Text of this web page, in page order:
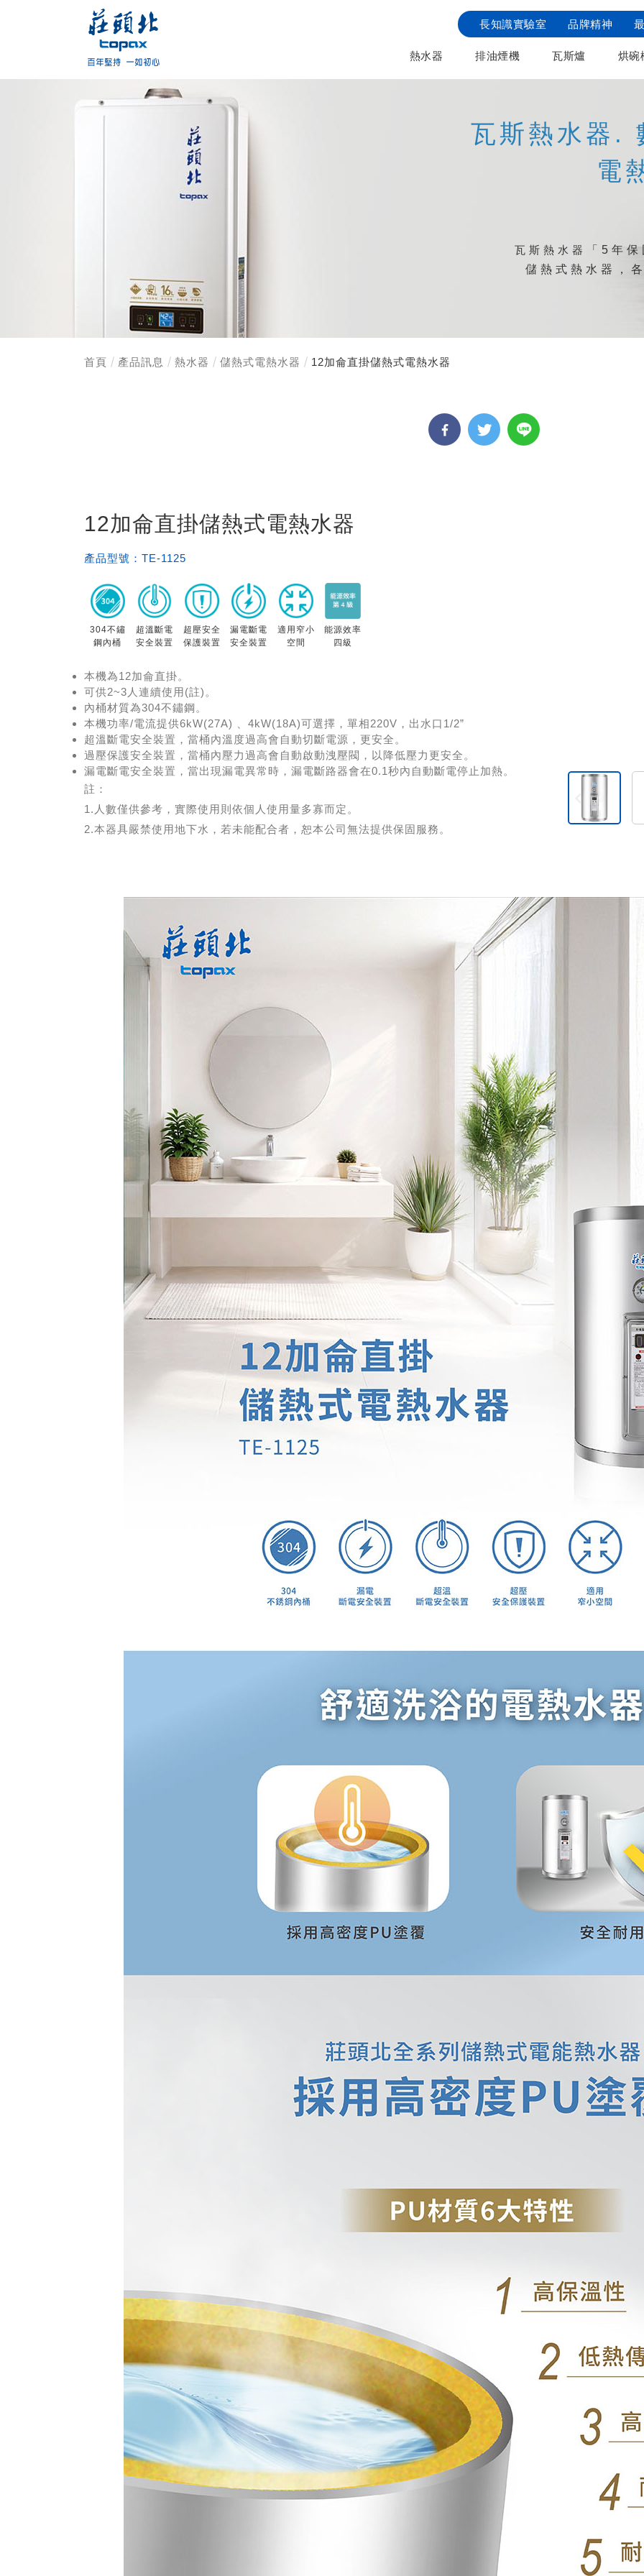
長知識實驗室 品牌精神
熱水器 排油煙機 瓦斯爐 烘碗
瓦斯熱水器.
電
瓦斯熱水器
「5年
儲熱式熱水器，
首頁 產品訊息 熱水器 儲熱式電熱水器 12加侖直掛儲熱式電熱水器
12加侖直掛儲熱式電熱水器
產品型號： TE-1125
304不鏽
鋼內桶
超溫斷電
安全裝置
超壓安全
保護裝置
漏電斷電
安全裝置
適用窄小
空間
能源效率
四級
本機為12加侖直掛。
可供2~3人連續使用(註)。
內桶材質為304不鏽鋼。
本機功率/電流提供6kW(27A) 、4kW(18A)可選擇，單相220V，出水口1/2”
超溫斷電安全裝置，當桶內溫度過高會自動切斷電源，更安全。
過壓保護安全裝置，當桶內壓力過高會自動啟動洩壓閥，以降低壓力更安全。
漏電斷電安全裝置，當出現漏電異常時，漏電斷路器會在0.1秒內自動斷電停止加熱。
註：
1.人數僅供參考，實際使用則依個人使用量多寡而定。
2.本器具嚴禁使用地下水，若未能配合者，恕本公司無法提供保固服務。